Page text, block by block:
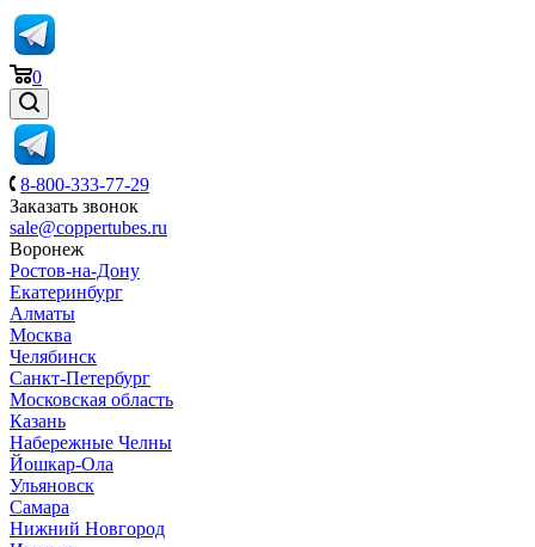
0
8-800-333-77-29
Заказать звонок
sale@coppertubes.ru
Воронеж
Ростов-на-Дону
Екатеринбург
Алматы
Москва
Челябинск
Санкт-Петербург
Московская область
Казань
Набережные Челны
Йошкар-Ола
Ульяновск
Самара
Нижний Новгород